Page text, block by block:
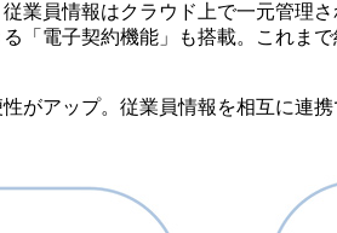
業員情報はクラウド上で一元管理
「電子契約機能」も搭載。これ
がアップ。従業員情報を相互に